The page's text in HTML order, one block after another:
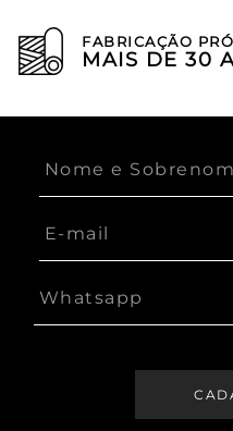
FABRICAÇÃO
MAIS DE 30